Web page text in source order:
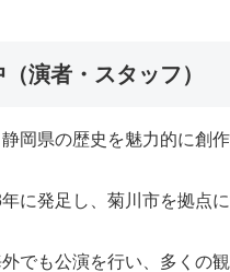
演者・スタッフ）
岡県の歴史を魅力的に創
に発足し、菊川市を拠点
でも公演を行い、多くの